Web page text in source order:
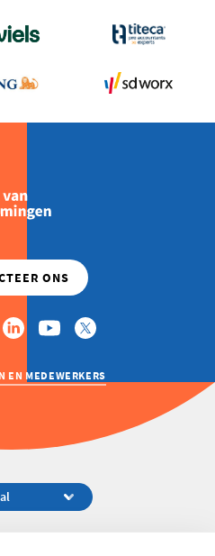
EN MEDEWERKERS